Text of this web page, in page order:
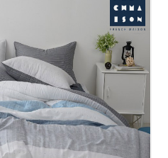
렵이불 - 블루